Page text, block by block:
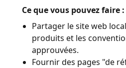
Ce que vous pouvez faire :
Partager le site web
produits et les
approuvées.
Fournir des pages "de